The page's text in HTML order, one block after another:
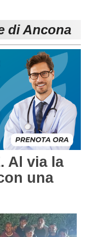
Carica la tua Rosa
di Ancona
Al via la
una